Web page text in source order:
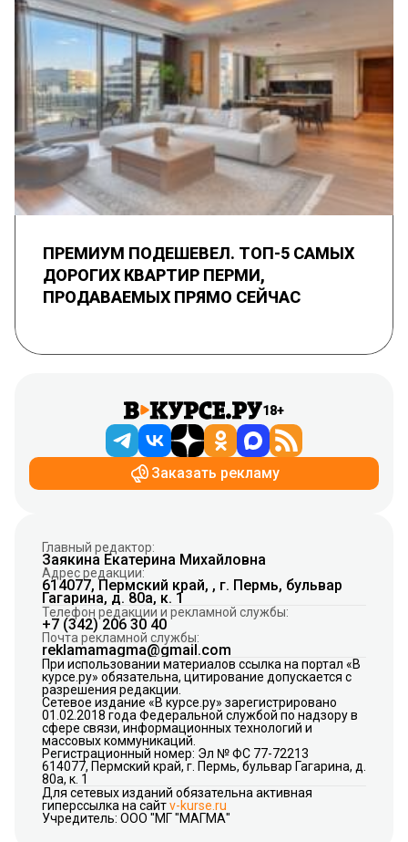
ПРЕМИУМ ПОДЕШЕВЕЛ. ТОП-5 САМЫХ
ДОРОГИХ КВАРТИР ПЕРМИ,
ПРОДАВАЕМЫХ ПРЯМО СЕЙЧАС
18+
Заказать рекламу
Главный редактор:
Заякина Екатерина Михайловна
Адрес редакции:
614077, Пермский край, , г. Пермь, бульвар
Гагарина, д. 80а, к. 1
Телефон редакции и рекламной службы:
+7 (342) 206 30 40
Почта рекламной службы:
reklamamagma@gmail.com
При использовании материалов ссылка на портал «В
курсе.ру» обязательна, цитирование допускается с
разрешения редакции.
Сетевое издание «В курсе.ру» зарегистрировано
01.02.2018 года Федеральной службой по надзору в
сфере связи, информационных технологий и
массовых коммуникаций.
Регистрационный номер: Эл № ФС 77-72213
614077, Пермский край, г. Пермь, бульвар Гагарина, д.
80а, к. 1
Для сетевых изданий обязательна активная
гиперссылка на сайтv-kurse.ru
Учредитель: ООО "МГ "МАГМА"